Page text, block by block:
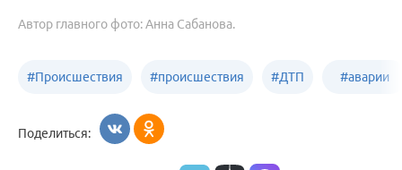
Автор главного фото: Анна Сабанова.
#Происшествия #происшествия
Алтайский край
#ДТП #аварии
Поделиться: